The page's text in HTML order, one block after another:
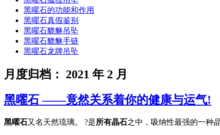
黑曜石的功能和作用
黑曜石真假鉴别
黑曜石貔貅吊坠
黑曜石貔貅手链
黑曜石龙牌吊坠
月度归档： 2021 年 2 月
黑曜石 ——竟然关系着你的健康与运气!
黑曜石又名天然琉璃。 ?是所有晶石之中，吸纳性最强的一种